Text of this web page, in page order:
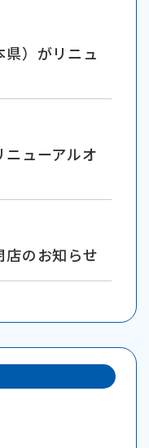
）がリニュ
ューアルオ
のお知らせ